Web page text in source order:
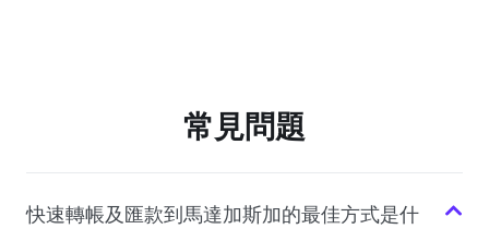
常見問題
快速轉帳及匯款到馬達加斯加的最佳方式是什